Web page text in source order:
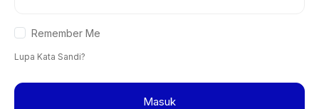
Remember Me
Lupa Kata Sandi?
Masuk